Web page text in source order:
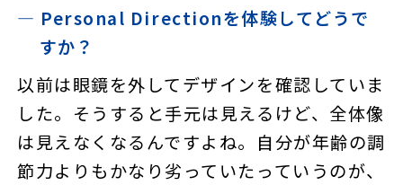
― Personal Directionを体験してどうで
すか？
以前は眼鏡を外してデザインを確認していま
した。そうすると手元は見えるけど、全体像
は見えなくなるんですよね。自分が年齢の調
節力よりもかなり劣っていたっていうのが、